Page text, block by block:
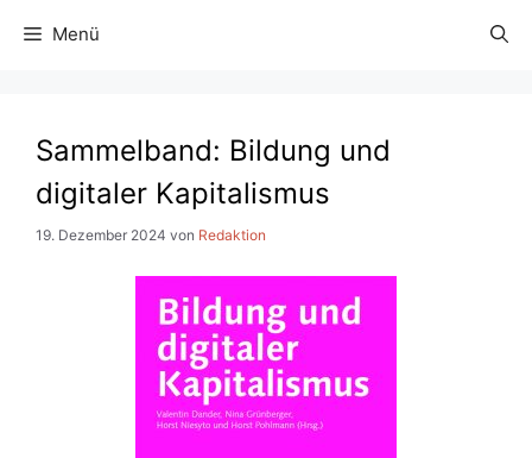
Menü
Sammelband: Bildung und
digitaler Kapitalismus
19. Dezember 2024 von Redaktion